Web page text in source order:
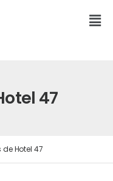
47
de Hotel 47